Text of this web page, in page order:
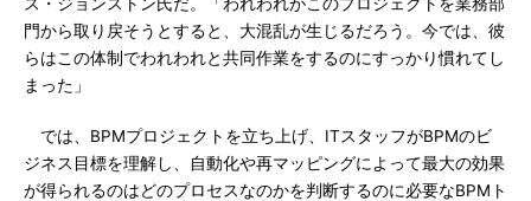
門から取り戻そうとすると、大混乱が生じるだろう。今では、彼
らはこの体制でわれわれと共同作業をするのにすっかり慣れてし
まった」
では、BPMプロジェクトを立ち上げ、ITスタッフがBPMのビ
ジネス目標を理解し、自動化や再マッピングによって最大の効果
が得られるのはどのプロセスなのかを判断するのに必要なBPMト